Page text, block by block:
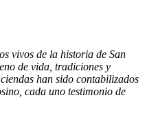
vivos de la historia de San
de vida, tradiciones y
han sido contabilizados
cada uno testimonio de